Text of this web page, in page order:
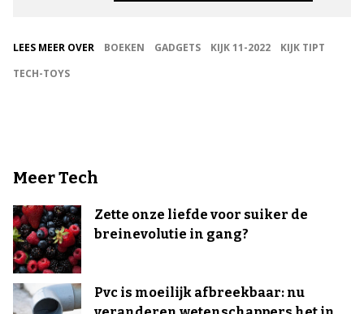
LEES MEER OVER BOEKEN GADGETS KIJK 11-2022
KIJK TIPT
TECH-TOYS
Meer Tech
Zette onze liefde voor suiker de
breinevolutie in gang?
Pvc is moeilijk afbreekbaar: nu